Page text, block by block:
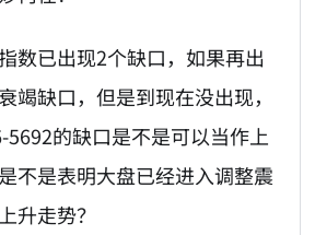
数已出现2个缺口，如果再出
竭缺口，但是到现在没出现，
5692的缺口是不是可以当作上
不是表明大盘已经进入调整震
升走势？